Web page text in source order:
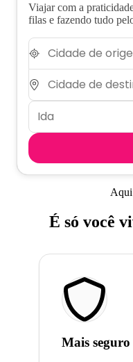
Viajar com a
filas e fazendo tudo
Aqui
É só você
Mais seguro